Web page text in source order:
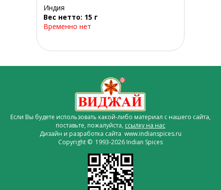
Индия
Вес нетто: 15 г
Временно нет
Если Вы будете использовать какой-либо материал с нашего сайта,
поставьте, пожалуйста, ссылку на нас
Дизайн и разработка сайта www.indianspices.ru
Copyright © 1993-2026 Indian Spices